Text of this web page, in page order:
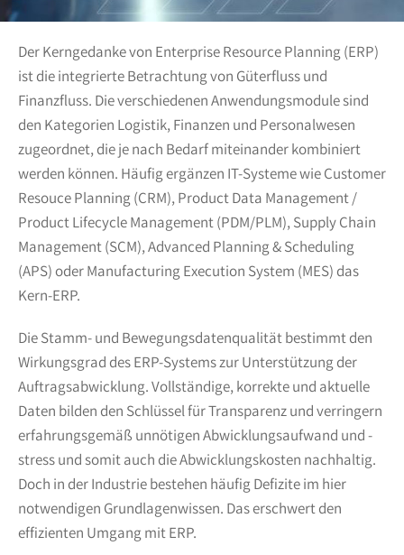
Der Kerngedanke von Enterprise Resource Planning (ERP)
ist die integrierte Betrachtung von Güterfluss und
Finanzfluss. Die verschiedenen Anwendungsmodule sind
den Kategorien Logistik, Finanzen und Personalwesen
zugeordnet, die je nach Bedarf miteinander kombiniert
werden können. Häufig ergänzen IT-Systeme wie Customer
Resouce Planning (CRM), Product Data Management /
Product Lifecycle Management (PDM/PLM), Supply Chain
Management (SCM), Advanced Planning & Scheduling
(APS) oder Manufacturing Execution System (MES) das
Kern-ERP.
Die Stamm- und Bewegungsdatenqualität bestimmt den
Wirkungsgrad des ERP-Systems zur Unterstützung der
Auftragsabwicklung. Vollständige, korrekte und aktuelle
Daten bilden den Schlüssel für Transparenz und verringern
erfahrungsgemäß unnötigen Abwicklungsaufwand und -
stress und somit auch die Abwicklungskosten nachhaltig.
Doch in der Industrie bestehen häufig Defizite im hier
notwendigen Grundlagenwissen. Das erschwert den
effizienten Umgang mit ERP.